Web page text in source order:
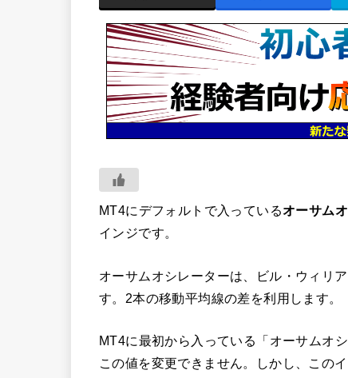
MT4にデフォルトで入っているオーサム
インジです。
オーサムオシレーターは、ビル・ウィリ
す。2本の移動平均線の差を利用します。
MT4に最初から入っている「オーサムオ
この値を変更できません。しかし、この